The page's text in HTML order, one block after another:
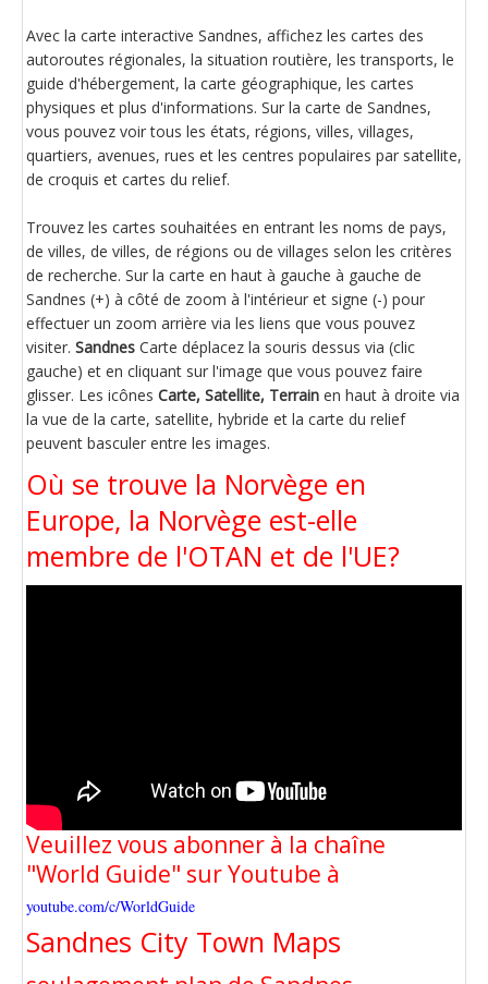
Avec la carte interactive Sandnes, affichez les cartes des
autoroutes régionales, la situation routière, les transports, le
guide d'hébergement, la carte géographique, les cartes
physiques et plus d'informations. Sur la carte de Sandnes,
vous pouvez voir tous les états, régions, villes, villages,
quartiers, avenues, rues et les centres populaires par satellite,
de croquis et cartes du relief.
Trouvez les cartes souhaitées en entrant les noms de pays,
de villes, de villes, de régions ou de villages selon les critères
de recherche. Sur la carte en haut à gauche à gauche de
Sandnes (+) à côté de zoom à l'intérieur et signe (-) pour
effectuer un zoom arrière via les liens que vous pouvez
visiter. Sandnes Carte déplacez la souris dessus via (clic
gauche) et en cliquant sur l'image que vous pouvez faire
glisser. Les icônes Carte, Satellite, Terrain en haut à droite via
la vue de la carte, satellite, hybride et la carte du relief
peuvent basculer entre les images.
Où se trouve la Norvège en
Europe, la Norvège est-elle
membre de l'OTAN et de l'UE?
Veuillez vous abonner à la chaîne
"World Guide" sur Youtube à
youtube.com/c/WorldGuide
Sandnes City Town Maps